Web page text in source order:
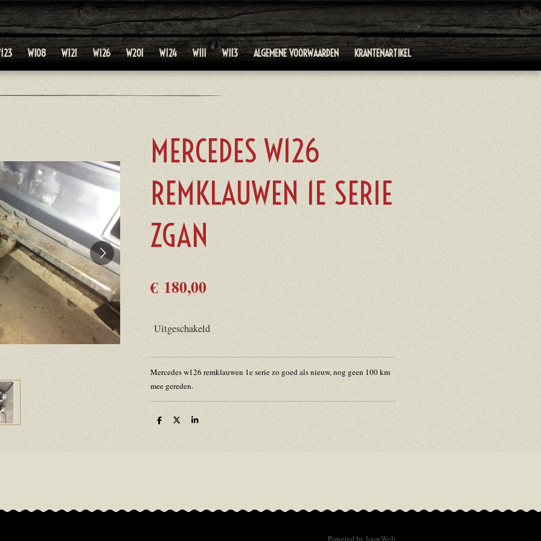
W108 W121 W126 W201 W124 W111 W113 ALGEMENE VOORWAARDEN KRANTENARTIKEL
MERCEDES W126
REMKLAUWEN 1E SERIE
ZGAN
€ 180,00
Uitgeschakeld
Mercedes w126 remklauwen 1e serie zo goed als nieuw, nog geen 100 km
mee gereden.
D
D
S